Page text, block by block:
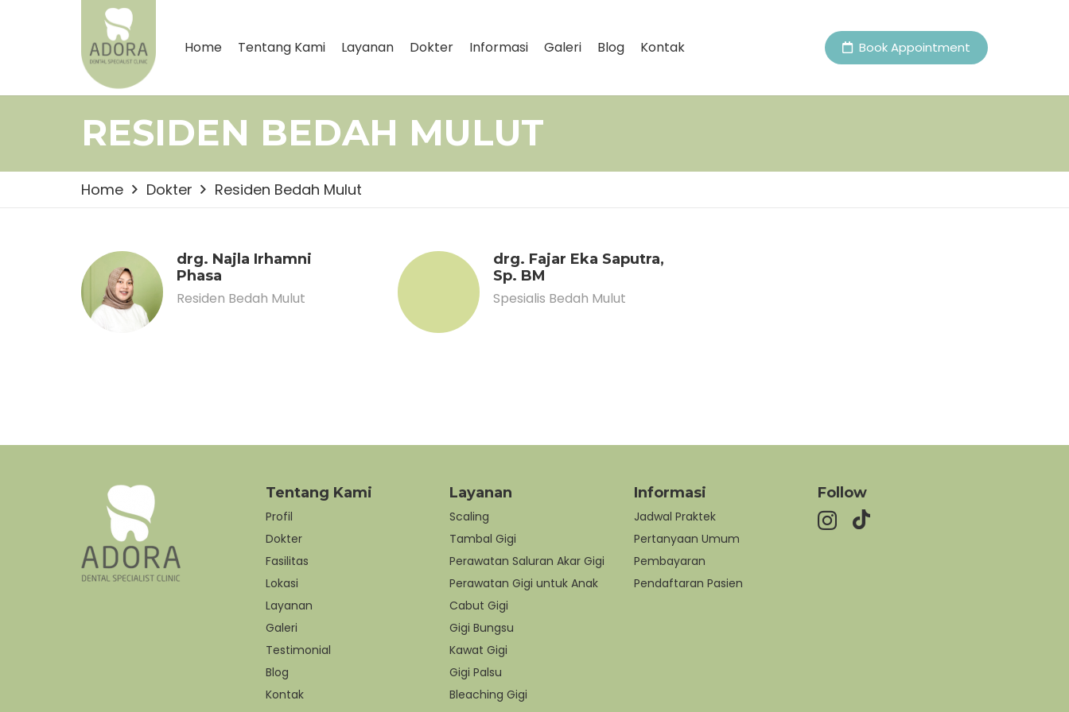
Home Tentang Kami Layanan Dokter Informasi Galeri Blog Kontak Book Appointment
RESIDEN BEDAH MULUT
Home Dokter Residen Bedah Mulut
drg. Najla Irhamni
Phasa
Residen Bedah Mulut
drg. Fajar Eka Saputra,
Sp. BM
Spesialis Bedah Mulut
Tentang Kami
Profil
Dokter
Fasilitas
Lokasi
Layanan
Galeri
Testimonial
Blog
Kontak
Layanan
Scaling
Tambal Gigi
Perawatan Saluran Akar Gigi
Perawatan Gigi untuk Anak
Cabut Gigi
Gigi Bungsu
Kawat Gigi
Gigi Palsu
Bleaching Gigi
Informasi
Jadwal Praktek
Pertanyaan Umum
Pembayaran
Pendaftaran Pasien
Follow